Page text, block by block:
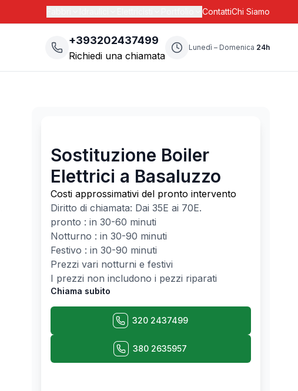
ContattiChi Siamo
+393202437499
Richiedi una chiamata
Lunedì – Domenica 24h
Sostituzione Boiler
Elettrici a Basaluzzo
Costi approssimativi del pronto intervento
Diritto di chiamata: Dai 35E ai 70E.
pronto : in 30-60 minuti
Notturno : in 30-90 minuti
Festivo : in 30-90 minuti
Prezzi vari notturni e festivi
I prezzi non includono i pezzi riparati
Chiama subito
320 2437499
380 2635957